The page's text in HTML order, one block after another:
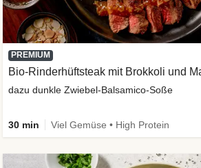
PREMIUM
Bio-Rinderhüftsteak mit Brokkoli und
dazu dunkle Zwiebel-Balsamico-Soße
30 min Viel Gemüse • High Protein